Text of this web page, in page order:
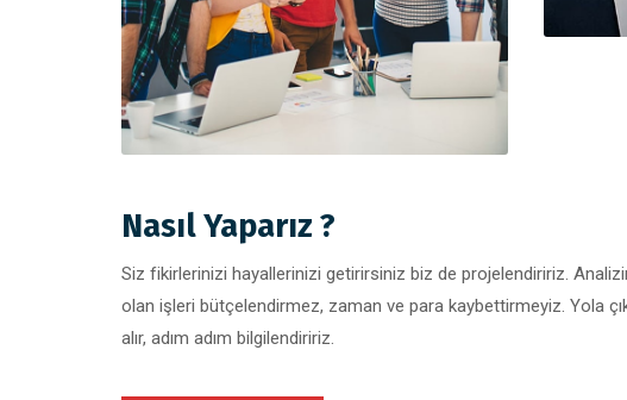
Nasıl Yaparız ?
Siz fikirlerinizi hayallerinizi getirirsiniz biz de projelendiririz.
olan işleri bütçelendirmez, zaman ve para kaybettirmeyiz. Yola
alır, adım adım bilgilendiririz.